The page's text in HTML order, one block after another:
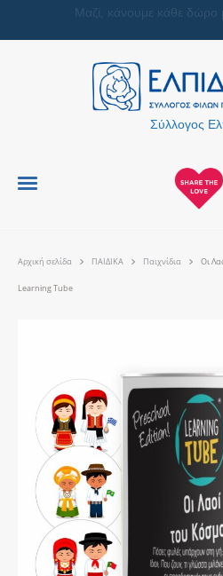
Μαζί, κάνουμε κάθε δώρο
Σύλλογος
Αρχική σελίδα ΠΑΙΔΙΚΑ Παιχνίδια Οι
Learning Tube